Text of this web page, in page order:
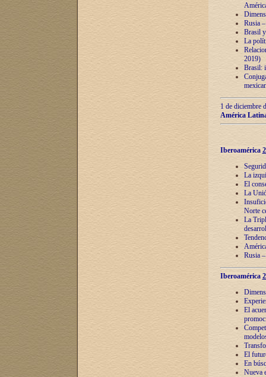
Rusia
Brasil
La
2019)
Brasil:
1 de diciembre
América
Iberoamérica
La
El
La
Norte
La
Rusia
Iberoamérica
El
El
En
Nueva